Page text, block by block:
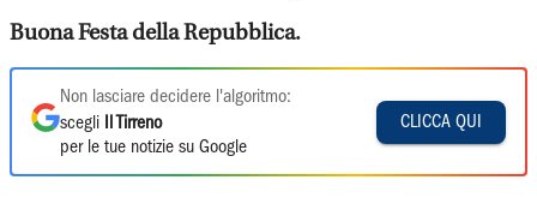
Buona Festa della Repubblica.
Non lasciare decidere l'algoritmo:
scegli
Il Tirreno
per le tue notizie su Google
CLICCA QUI